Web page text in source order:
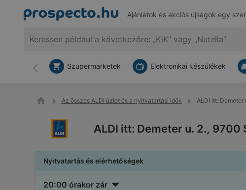
Ajánlatok és akciós újságok egy
Vissza
Szupermarketek Elektronikai készülékek
Az összes ALDI üzlet és a nyitvatartási idők ALDI itt: Demeter
ALDI itt: Demeter u. 2., 9700
Nyitvatartás és elérhetőségek
20:00 órakor zár